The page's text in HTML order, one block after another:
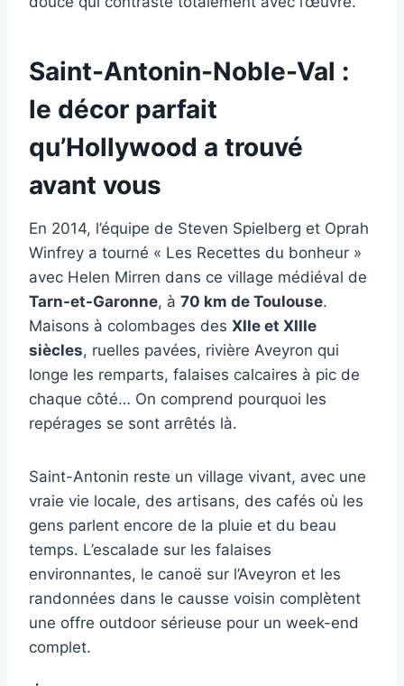
Saint-Antonin-Noble-Val :
le décor parfait
qu’Hollywood a trouvé
avant vous
En 2014, l’équipe de Steven Spielberg et Oprah
Winfrey a tourné « Les Recettes du bonheur »
avec Helen Mirren dans ce village médiéval de
Tarn-et-Garonne, à 70 km de Toulouse.
Maisons à colombages des XIIe et XIIIe
siècles, ruelles pavées, rivière Aveyron qui
longe les remparts, falaises calcaires à pic de
chaque côté… On comprend pourquoi les
repérages se sont arrêtés là.
Saint-Antonin reste un village vivant, avec une
vraie vie locale, des artisans, des cafés où les
gens parlent encore de la pluie et du beau
temps. L’escalade sur les falaises
environnantes, le canoë sur l’Aveyron et les
randonnées dans le causse voisin complètent
une offre outdoor sérieuse pour un week-end
complet.